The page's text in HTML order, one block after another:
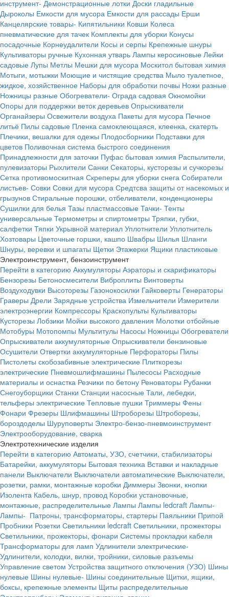
инструмент- Демонстрационные лотки Доски гладильные
Дыроколы Емкости для мусора Емкости для рассады Ерши
Канцелярские товары- Кипятильники Ковши Колеса
пневматические для тачек Комплекты для уборки Конусы
посадочные Корнеудалители Косы и серпы Крепежные шнуры
Культиваторы ручные Кухонная утварь Лампы керосиновые Лейки
садовые Лупы Метлы Мешки для мусора Москитол бытовая химия
Мотыги, мотыжки Моющие и чистящие средства Мыло туалетное,
жидкое, хозяйственное Наборы для обработки почвы Ножи разные
Ножницы разные Обогреватели- Ограда садовая Окномойки
Опоры для поддержки веток деревьев Опрыскиватели
Органайзеры Освежители воздуха Пакеты для мусора Печное
литьё Пилы садовые Пленка самоклеющаяся, клеенка, скатерть
Плечики, вешалки для одежы Плодосборники Подставки для
цветов Поливочная система быстрого соединения
Принадлежности для заточки Пуфас бытовая химия Распылители,
пулевизаторы Рыхлители Санки Секаторы, кусторезы и сучкорезы
Сетка противомоскитная Скреперы для уборки снега Собиратели
листьев- Совки Совки для мусора Средтсва защиты от насекомых и
грызунов Стиральные порошки, отбеливатели, конденционеры
Сушилки для белья Тазы пластмассовые Тачки- Тенты
универсальные Термометры и спиртометры Тряпки, губки,
салфетки Тяпки Укрывной материал Уплотнители Уплотнитель
Хозтовары Цветочные горшки, кашпо Швабры Шилья Шланги
Шнуры, веревки и шпагаты Щетки Этажерки Ящики пластиковые
Электроинструмент, бензоинструмент
Перейти в категорию Аккумуляторы Аэраторы и скарификаторы
Бензорезы Бетоносмесители Виброплиты Винтоверты
Воздуходувки Высоторезы Газонокосилки Гайковерты Генераторы
Граверы Дрели Зарядные устройства Измельчители Измерители
электроэнергии Компрессоры Краскопульты Культиваторы
Кусторезы Лобзики Мойки высокого давления Молотки отбойные
Мотобуры Мотопомпы Мультитулы Насосы Ножницы Обогреватели
Опрыскиватели аккумуляторные Опрыскиватели бензиновые
Осушители Отвертки аккумуляторные Перфораторы Пилы
Пистолеты скобозабивные электрические Плиткорезы
электрические Пневмошлифмашины Пылесосы Расходные
материалы и оснастка Резчики по бетону Реноваторы Рубанки
Снегоуборщики Станки Станции насосные Тали, лебедки,
тельферы электрические Тепловые пушки Триммеры Фены
Фонари Фрезеры Шлифмашины Штроборезы Штроборезы,
бороздоделы Шуруповерты Электро-бензо-пневмоинструмент
Электрооборудование, сварка
Электротехнические изделия
Перейти в категорию Автоматы, УЗО, счетчики, стабилизаторы
Батарейки, аккумуляторы Бытовая техника Вставки и накладные
панели Выключатели Выключатели автоматические Выключатели,
розетки, рамки, монтажные коробки Диммеры Звонки, кнопки
Изолента Кабель, шнур, провод Коробки установочные,
монтажные, распределительные Лампы Лампы ledcraft Лампы-
Лампы- Патроны, трансформаторы, стартеры Паяльники Припой
Пробники Розетки Светильники ledcraft Светильники, прожекторы
Светильники, прожекторы, фонари Системы прокладки кабеля
Трансформаторы для ламп Удлинители электрические-
Удлинители, колодки, вилки, тройники, силовые разъемы
Управление светом Устройства защитного отключения (УЗО) Шины
нулевые Шины нулевые- Шины соединительные Щитки, ящики,
боксы, крепежные элементы Щиты распределительные